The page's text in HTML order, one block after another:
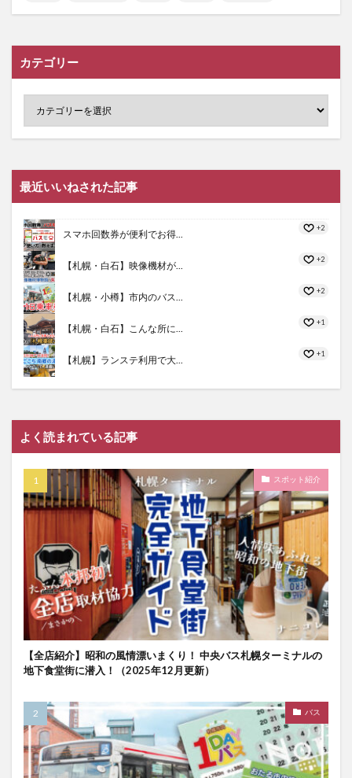
カテゴリー
最近いいねされた記事
スマホ回数券が便利でお得...
+2
【札幌・白石】映像機材が...
+2
【札幌・小樽】市内のバス...
+2
【札幌・白石】こんな所に...
+1
【札幌】ランステ利用で大...
+1
よく読まれている記事
スポット紹介
【全店紹介】昭和の風情漂いまくり！ 中央バス札幌ターミナルの
地下食堂街に潜入！（2025年12月更新）
バス